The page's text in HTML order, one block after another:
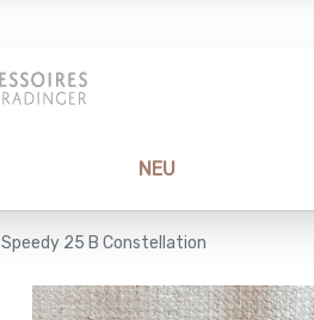
NEU
Speedy 25 B Constellation